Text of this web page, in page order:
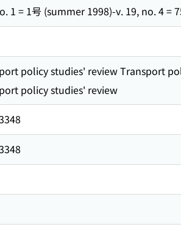
1 = 1号 (summer 1998)-v. 19, no. 4 =
policy studies' review Transport
policy studies' review